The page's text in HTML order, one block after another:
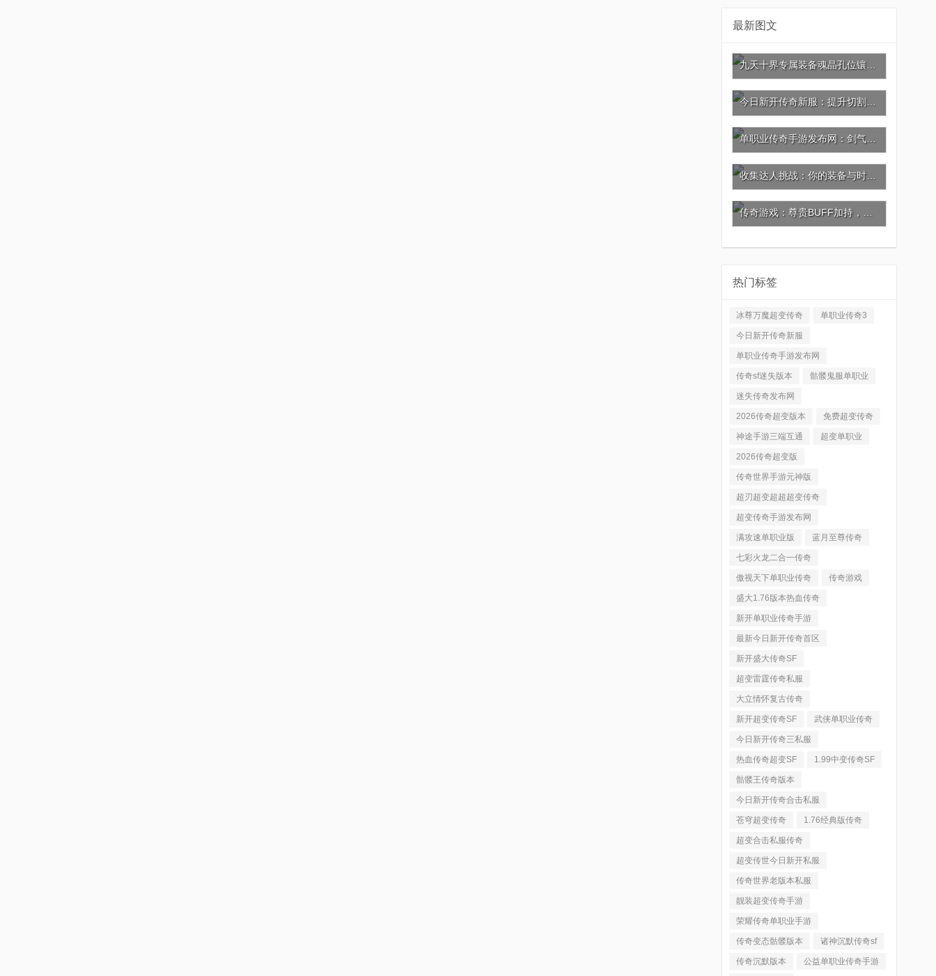
最新图文
热门标签
冰尊万魔超变传奇 单职业传奇3
今日新开传奇新服
单职业传奇手游发布网
传奇sf迷失版本 骷髅鬼服单职业
迷失传奇发布网
2026传奇超变版本 免费超变传奇
神途手游三端互通 超变单职业
2026传奇超变版
传奇世界手游元神版
超刃超变超超超变传奇
超变传奇手游发布网
满攻速单职业版 蓝月至尊传奇
七彩火龙二合一传奇
傲视天下单职业传奇 传奇游戏
盛大1.76版本热血传奇
新开单职业传奇手游
最新今日新开传奇首区
新开盛大传奇SF
超变雷霆传奇私服
大立情怀复古传奇
新开超变传奇SF 武侠单职业传奇
今日新开传奇三私服
热血传奇超变SF 1.99中变传奇SF
骷髅王传奇版本
今日新开传奇合击私服
苍穹超变传奇 1.76经典版传奇
超变合击私服传奇
超变传世今日新开私服
传奇世界老版本私服
靓装超变传奇手游
荣耀传奇单职业手游
传奇变态骷髅版本 诸神沉默传奇sf
传奇沉默版本 公益单职业传奇手游